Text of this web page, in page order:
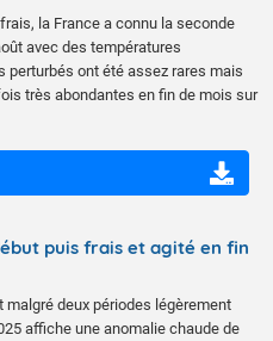
la France a connu la seconde
avec des températures
perturbés ont été assez rares mais
très abondantes en fin de mois sur
puis frais et agité en fin
deux périodes légèrement
affiche une anomalie chaude de